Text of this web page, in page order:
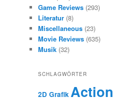
Game Reviews (293)
Literatur (8)
Miscellaneous (23)
Movie Reviews (635)
Musik (32)
SCHLAGWÖRTER
2D GrafikAction